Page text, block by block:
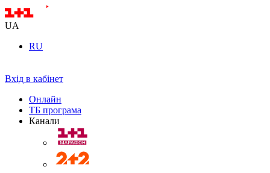
UA
RU
Вхід в кабінет
Онлайн
ТБ програма
Канали